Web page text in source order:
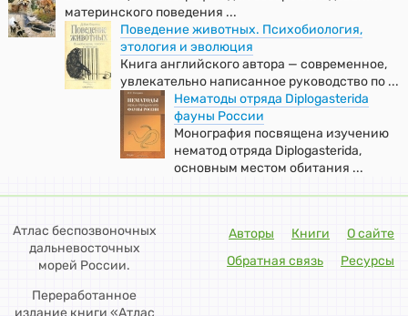
материнского поведения ...
Поведение животных. Психобиология,
этология и эволюция
Книга английского автора — современное,
увлекательно написанное руководство по ...
Нематоды отряда Diplogasterida
фауны России
Монография посвящена изучению
нематод отряда Diplogasterida,
основным местом обитания ...
Атлас беспозвоночных
дальневосточных
морей России.
Переработанное
издание книги «Атлас
Авторы Книги
О сайте
Обратная связь
Ресурсы